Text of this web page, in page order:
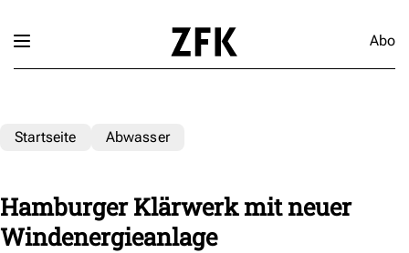
Abo
Startseite Abwasser
Hamburger Klärwerk mit neuer
Windenergieanlage